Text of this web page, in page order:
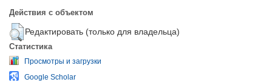
Действия с объектом
Редактировать (только для владельца)
Статистика
Просмотры и загрузки
Google Scholar